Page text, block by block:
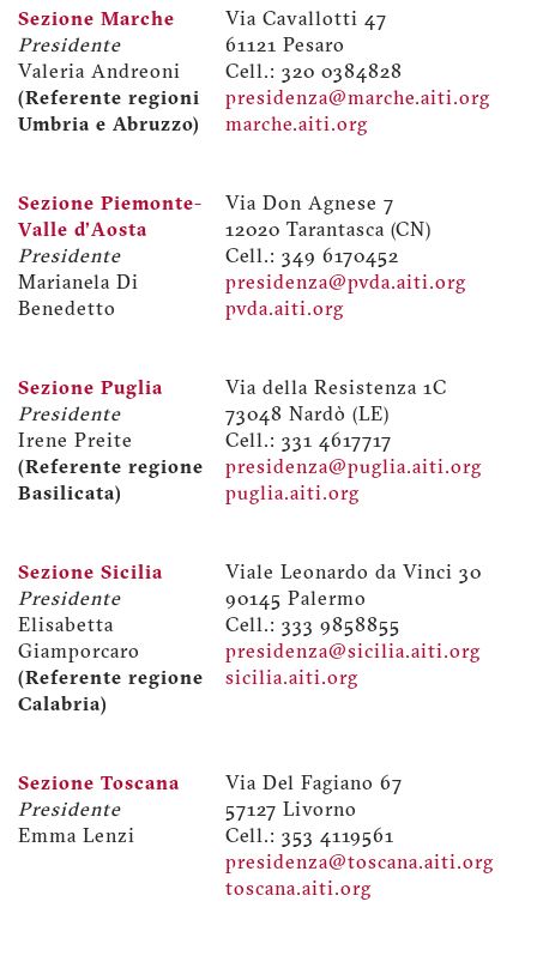
Sezione Marche
Presidente
Valeria Andreoni
(Referente regioni
Umbria e Abruzzo)
Via Cavallotti 47
61121 Pesaro
Cell.: 320 0384828
presidenza@marche.aiti.org
marche.aiti.org
Sezione Piemonte-
Valle d'Aosta
Presidente
Marianela Di
Benedetto
Via Don Agnese 7
12020 Tarantasca (CN)
Cell.: 349 6170452
presidenza@pvda.aiti.org
pvda.aiti.org
Sezione Puglia
Presidente
Irene Preite
(Referente regione
Basilicata)
Via della Resistenza 1C
73048 Nardò (LE)
Cell.: 331 4617717
presidenza@puglia.aiti.org
puglia.aiti.org
Sezione Sicilia
Presidente
Elisabetta
Giamporcaro
(Referente regione
Calabria)
Viale Leonardo da Vinci 30
90145 Palermo
Cell.: 333 9858855
presidenza@sicilia.aiti.org
sicilia.aiti.org
Sezione Toscana
Presidente
Emma Lenzi
Via Del Fagiano 67
57127 Livorno
Cell.: 353 4119561
presidenza@toscana.aiti.org
toscana.aiti.org